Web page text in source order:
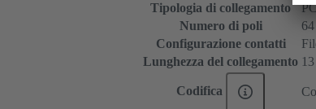
Tipologia di collegamento
Numero di poli
64
Configurazione contatti
Lunghezza del collegamento
Codifica